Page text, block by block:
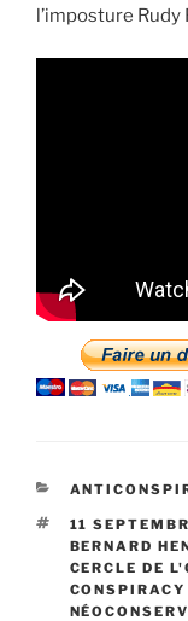
l’imposture Rudy
CATÉGORIES
ÉTIQUETTES
11
BERNARD
CERCLE DE
CONSPIRACY